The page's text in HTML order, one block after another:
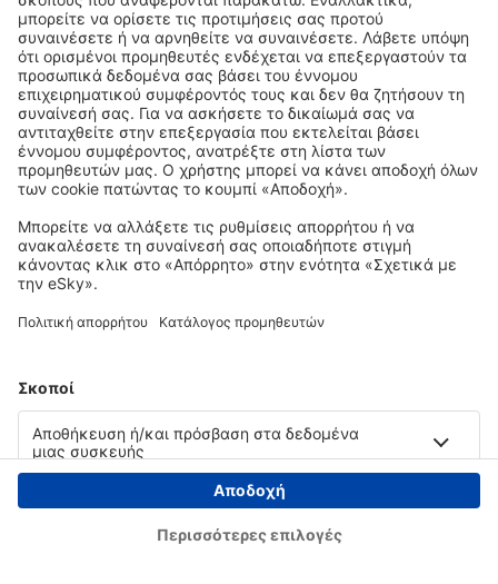
Copyright © eSky.gr. Με την επιφύλαξη παντός νομίμου δικαιώματος.